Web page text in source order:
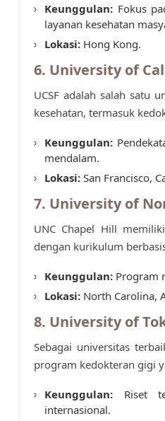
Keunggulan:Fokus
layanan kesehatan
Lokasi:Hong Kong.
6. University of
UCSF adalah salah satu
kesehatan, termasuk
Keunggulan:
mendalam.
Lokasi:San Francisco,
7. University of
UNC Chapel Hill
dengan kurikulum
Keunggulan:Program
Lokasi:North Carolina,
8. University of
Sebagai universitas
program kedokteran gigi
Keunggulan:Riset
internasional.